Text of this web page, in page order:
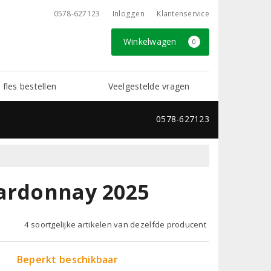
0578-627123 Inloggen Klantenservice
Winkelwagen 0
fles bestellen Veelgestelde vragen
0578-627123
2025
4 soortgelijke artikelen van dezelfde producent
Beperkt beschikbaar